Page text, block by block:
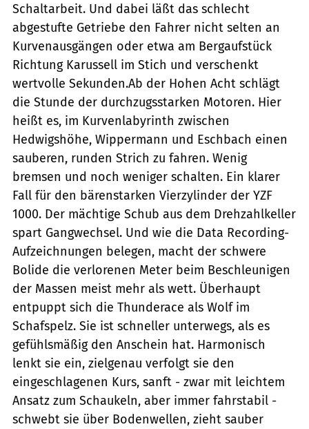
Schaltarbeit. Und dabei läßt das schlecht
abgestufte Getriebe den Fahrer nicht selten an
Kurvenausgängen oder etwa am Bergaufstück
Richtung Karussell im Stich und verschenkt
wertvolle Sekunden.Ab der Hohen Acht schlägt
die Stunde der durchzugsstarken Motoren. Hier
heißt es, im Kurvenlabyrinth zwischen
Hedwigshöhe, Wippermann und Eschbach einen
sauberen, runden Strich zu fahren. Wenig
bremsen und noch weniger schalten. Ein klarer
Fall für den bärenstarken Vierzylinder der YZF
1000. Der mächtige Schub aus dem Drehzahlkeller
spart Gangwechsel. Und wie die Data Recording-
Aufzeichnungen belegen, macht der schwere
Bolide die verlorenen Meter beim Beschleunigen
der Massen meist mehr als wett. Überhaupt
entpuppt sich die Thunderace als Wolf im
Schafspelz. Sie ist schneller unterwegs, als es
gefühlsmäßig den Anschein hat. Harmonisch
lenkt sie ein, zielgenau verfolgt sie den
eingeschlagenen Kurs, sanft - zwar mit leichtem
Ansatz zum Schaukeln, aber immer fahrstabil -
schwebt sie über Bodenwellen, zieht sauber